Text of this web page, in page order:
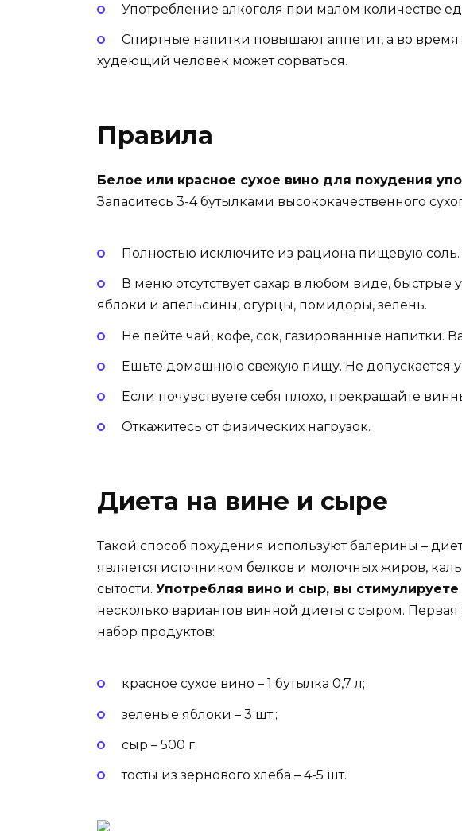
Употребление алкоголя при малом количестве
Спиртные напитки повышают аппетит, а во время
худеющий человек может сорваться.
Правила
Белое или красное сухое вино для похудения
Запаситесь 3-4 бутылками высококачественного
Полностью исключите из рациона пищевую
В меню отсутствует сахар в любом виде,
яблоки и апельсины, огурцы, помидоры, зелень.
Не пейте чай, кофе, сок, газированные напитки.
Ешьте домашнюю свежую пищу. Не допускается
Если почувствуете себя плохо, прекращайте
Откажитесь от физических нагрузок.
Диета на вине и сыре
Такой способ похудения используют балерины –
является источником белков и молочных жиров,
сытости. Употребляя вино и сыр, вы
несколько вариантов винной диеты с сыром. Первая
набор продуктов:
красное сухое вино – 1 бутылка 0,7 л;
зеленые яблоки – 3 шт.;
сыр – 500 г;
тосты из зернового хлеба – 4-5 шт.